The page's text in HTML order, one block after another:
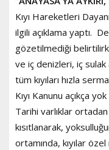
Kıyı Hareketleri
ilgili açıklama yaptı.
gözetilmediği
ve iç denizleri, iç sulak
tüm kıyıları hızla
Kıyı Kanunu açıkça
Tarihi varlıklar ortadan
kısıtlanarak,
ortamında, kıyılar